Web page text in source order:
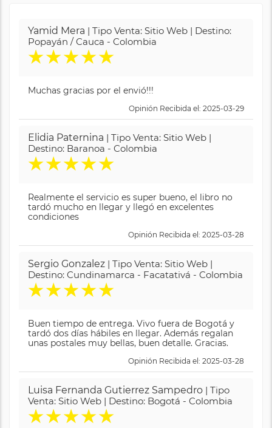
Yamid Mera | Tipo Venta: Sitio Web | Destino:
Popayán / Cauca - Colombia
★★★★★
Muchas gracias por el envió!!!
Opinión Recibida el: 2025-03-29
Elidia Paternina | Tipo Venta: Sitio Web |
Destino: Baranoa - Colombia
★★★★★
Realmente el servicio es super bueno, el libro no
tardó mucho en llegar y llegó en excelentes
condiciones
Opinión Recibida el: 2025-03-28
Sergio Gonzalez | Tipo Venta: Sitio Web |
Destino: Cundinamarca - Facatativá - Colombia
★★★★★
Buen tiempo de entrega. Vivo fuera de Bogotá y
tardó dos días hábiles en llegar. Además regalan
unas postales muy bellas, buen detalle. Gracias.
Opinión Recibida el: 2025-03-28
Luisa Fernanda Gutierrez Sampedro | Tipo
Venta: Sitio Web | Destino: Bogotá - Colombia
★★★★★